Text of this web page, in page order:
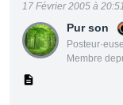
Pur son
Membre
17 Février 2005 à